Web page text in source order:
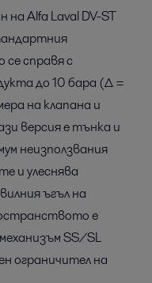
на Alfa Laval DV-ST
справя с
до 10 бара (∆ =
на клапана и
версия е тънка и
неизползвания
и улеснява
ъгъл на
е
SS/SL
ограничител на